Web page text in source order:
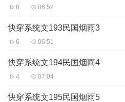
8 06:52
快穿系统文193民国烟雨3
6 06:51
快穿系统文194民国烟雨4
4 07:04
快穿系统文195民国烟雨5